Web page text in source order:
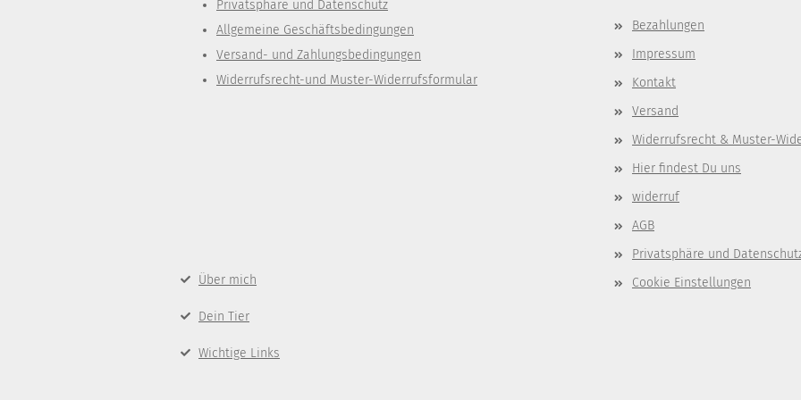
Privatsphäre und Datenschutz
Allgemeine Geschäftsbedingungen
Versand- und Zahlungsbedingungen
Widerrufsrecht-und Muster-Widerrufsformular
Bezahlungen
Impressum
Kontakt
Versand
Widerrufsrecht & Muster-
Hier findest Du uns
widerruf
AGB
Privatsphäre und
Cookie Einstellungen
Über mich
Dein Tier
Wichtige Links